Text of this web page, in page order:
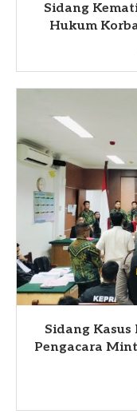
Sidang
Hukum
Sidang
Pengacara